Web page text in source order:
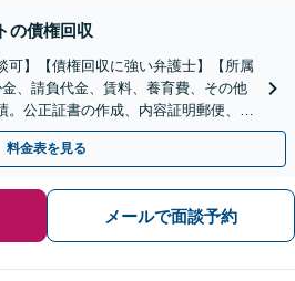
の債権回収
可】【債権回収に強い弁護士】【所属
、請負代金、賃料、養育費、その他
。公正証書の作成、内容証明郵便、仮
執行等。
料金表を見る
メールで面談予約